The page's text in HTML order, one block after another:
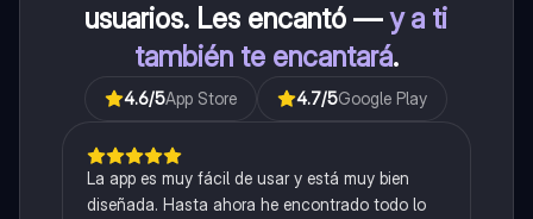
usuarios. Les encantó —y a ti
también te encantará.
4.6/5App Store 4.7/5Google Play
La app es muy fácil de usar y está muy bien
diseñada. Hasta ahora he encontrado todo lo